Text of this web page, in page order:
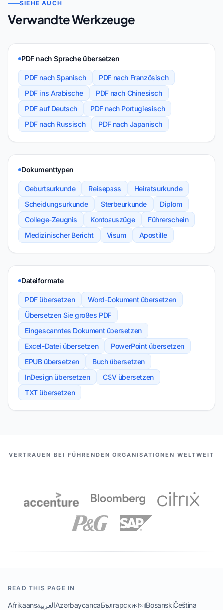
SIEHE AUCH
Verwandte Werkzeuge
PDF nach Sprache übersetzen
PDF nach Spanisch
PDF nach Französisch
PDF ins Arabische
PDF nach Chinesisch
PDF auf Deutsch
PDF nach Portugiesisch
PDF nach Russisch
PDF nach Japanisch
Dokumenttypen
Geburtsurkunde Reisepass
Heiratsurkunde
Scheidungsurkunde
Sterbeurkunde
Diplom
College-Zeugnis
Kontoauszüge
Führerschein
Medizinischer Bericht
Visum Apostille
Dateiformate
PDF übersetzen
Word-Dokument übersetzen
Übersetzen Sie großes PDF
Eingescanntes Dokument übersetzen
Excel-Datei übersetzen
PowerPoint übersetzen
EPUB übersetzen
Buch übersetzen
InDesign übersetzen
CSV übersetzen
TXT übersetzen
UNSERE PARTNER
VERTRAUEN BEI FÜHRENDEN ORGANISATIONEN WELTWEIT
READ THIS PAGE IN
AfrikaansالعربيةAzərbaycancaБългарскиবাংলাBosanskiČeština